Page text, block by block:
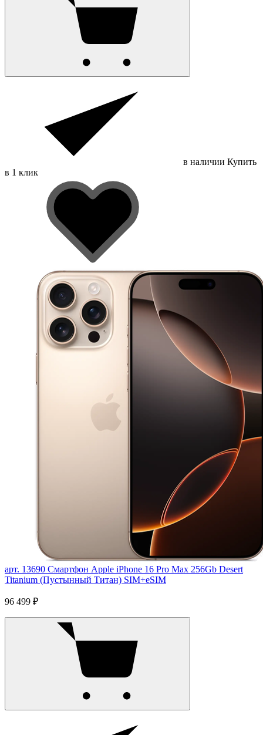
в наличии Купить
в 1 клик
арт. 13690 Смартфон Apple iPhone 16 Pro Max 256Gb Desert
Titanium (Пустынный Титан) SIM+eSIM
96 499 ₽